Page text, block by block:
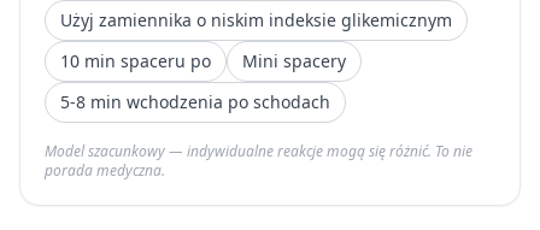
Użyj zamiennika o niskim indeksie glikemicznym
10 min spaceru po
Mini spacery
5-8 min wchodzenia po schodach
Model szacunkowy — indywidualne reakcje mogą się różnić. To nie
porada medyczna.